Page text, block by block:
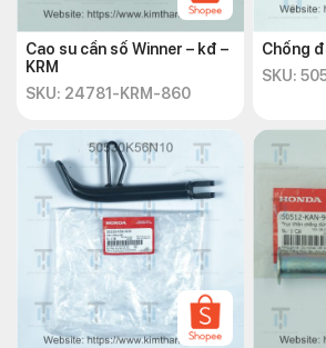
Cao su cần số Winner – kđ –
KRM
SKU: 24781-KRM-860
Chống
SKU: